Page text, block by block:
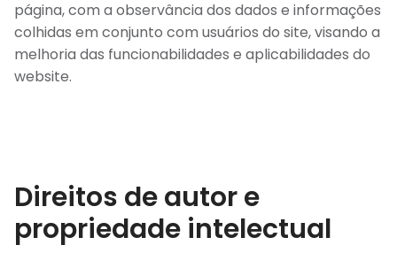
página, com a observância dos dados e informações
colhidas em conjunto com usuários do site, visando a
melhoria das funcionabilidades e aplicabilidades do
website.
Direitos de autor e
propriedade intelectual